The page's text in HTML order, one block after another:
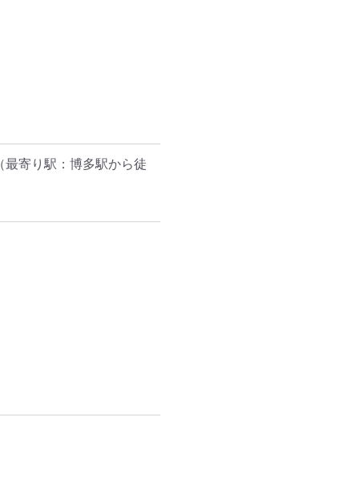
（最寄り駅：博多駅から徒